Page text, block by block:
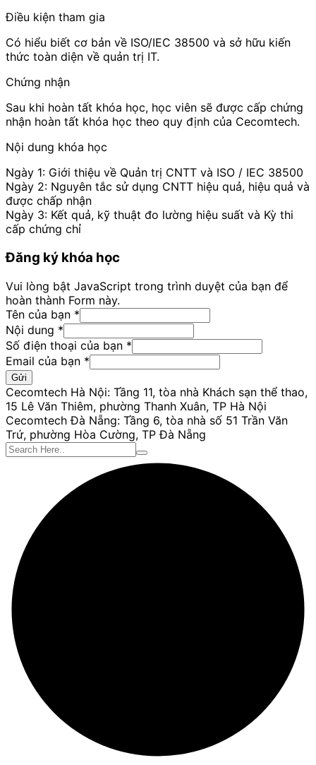
Điều kiện tham gia
Có hiểu biết cơ bản về ISO/IEC 38500 và sở hữu kiến
thức toàn diện về quản trị IT.
Chứng nhận
Sau khi hoàn tất khóa học, học viên sẽ được cấp chứng
nhận hoàn tất khóa học theo quy định của Cecomtech.
Nội dung khóa học
Ngày 1: Giới thiệu về Quản trị CNTT và ISO / IEC 38500
Ngày 2: Nguyên tắc sử dụng CNTT hiệu quả, hiệu quả và
được chấp nhận
Ngày 3: Kết quả, kỹ thuật đo lường hiệu suất và Kỳ thi
cấp chứng chỉ
Đăng ký khóa học
Vui lòng bật JavaScript trong trình duyệt của bạn để
hoàn thành Form này.
Tên của bạn *
Số
của
bạn
Nội dung *
Số điện thoại của bạn *
Email của bạn *
Gửi
Cecomtech Hà Nội: Tầng 11, tòa nhà Khách sạn thể thao,
15 Lê Văn Thiêm, phường Thanh Xuân, TP Hà Nội
Cecomtech Đà Nẵng: Tầng 6, tòa nhà số 51 Trần Văn
Trứ, phường Hòa Cường, TP Đà Nẵng